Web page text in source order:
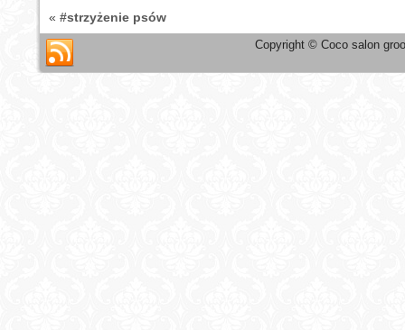
« #strzyżenie psów
Copyright © Coco salon